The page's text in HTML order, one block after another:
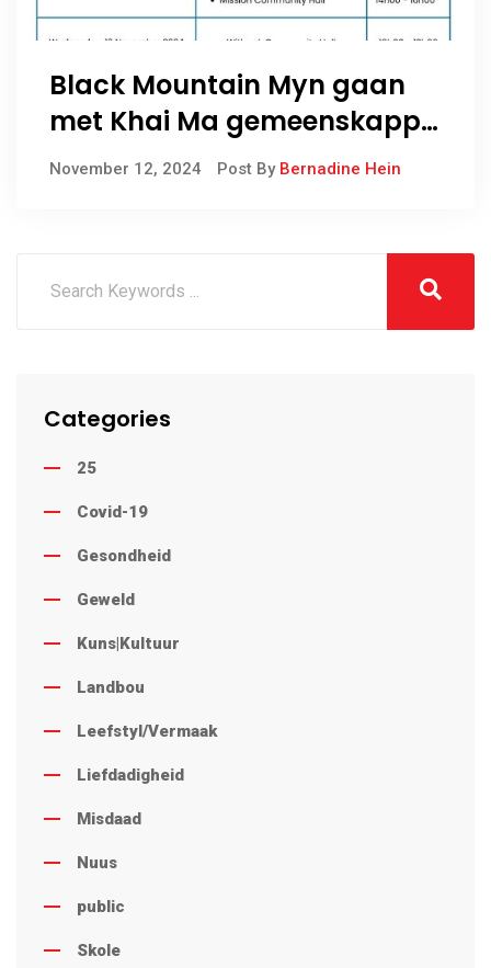
Black Mountain Myn gaan
met Khai Ma gemeenskappe
vergader
November 12, 2024 Post By Bernadine Hein
Categories
25
Covid-19
Gesondheid
Geweld
Kuns|Kultuur
Landbou
Leefstyl/Vermaak
Liefdadigheid
Misdaad
Nuus
public
Skole